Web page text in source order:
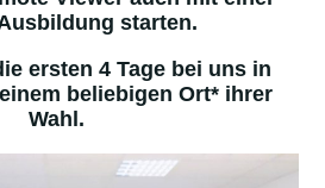
starten.
ersten 4 Tage bei uns in
beliebigen Ort* ihrer
Wahl.